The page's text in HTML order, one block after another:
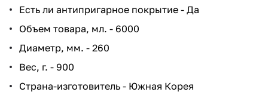
Есть ли антипригарное покрытие - Да
Объем товара, мл. - 6000
Диаметр, мм. - 260
Вес, г. - 900
Страна-изготовитель - Южная Корея